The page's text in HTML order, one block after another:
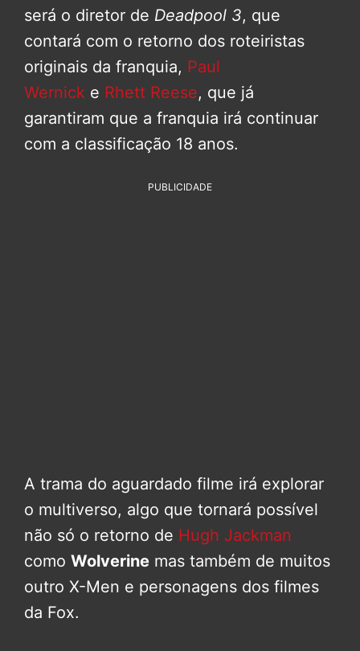
será o diretor de Deadpool 3, que
contará com o retorno dos roteiristas
originais da franquia, Paul
Wernick e Rhett Reese, que já
garantiram que a franquia irá continuar
com a classificação 18 anos.
PUBLICIDADE
A trama do aguardado filme irá explorar
o multiverso, algo que tornará possível
não só o retorno de Hugh Jackman
como Wolverine mas também de muitos
outro X-Men e personagens dos filmes
da Fox.